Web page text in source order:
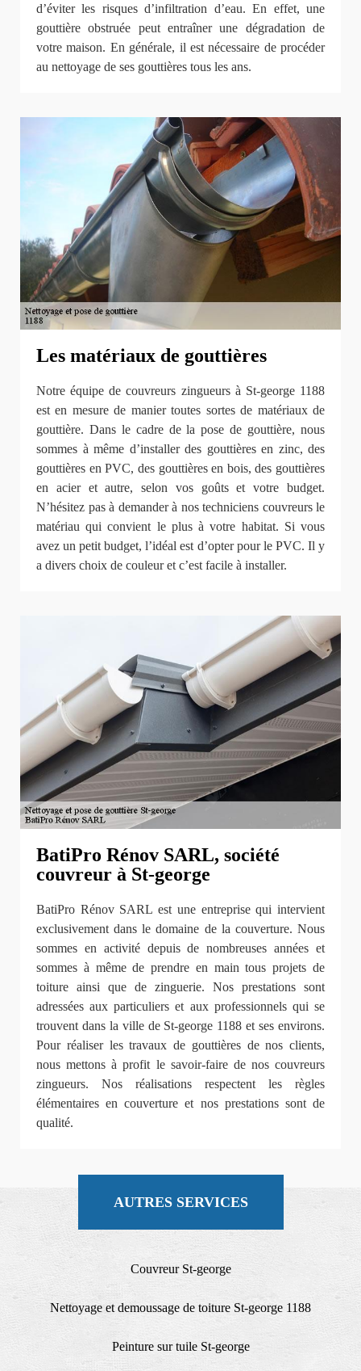
d’éviter les risques d’infiltration d’eau. En effet, une
gouttière obstruée peut entraîner une dégradation de
votre maison. En générale, il est nécessaire de procéder
au nettoyage de ses gouttières tous les ans.
Les matériaux de gouttières
Notre équipe de couvreurs zingueurs à St-george 1188
est en mesure de manier toutes sortes de matériaux de
gouttière. Dans le cadre de la pose de gouttière, nous
sommes à même d’installer des gouttières en zinc, des
gouttières en PVC, des gouttières en bois, des gouttières
en acier et autre, selon vos goûts et votre budget.
N’hésitez pas à demander à nos techniciens couvreurs le
matériau qui convient le plus à votre habitat. Si vous
avez un petit budget, l’idéal est d’opter pour le PVC. Il y
a divers choix de couleur et c’est facile à installer.
BatiPro Rénov SARL, société
couvreur à St-george
BatiPro Rénov SARL est une entreprise qui intervient
exclusivement dans le domaine de la couverture. Nous
sommes en activité depuis de nombreuses années et
sommes à même de prendre en main tous projets de
toiture ainsi que de zinguerie. Nos prestations sont
adressées aux particuliers et aux professionnels qui se
trouvent dans la ville de St-george 1188 et ses environs.
Pour réaliser les travaux de gouttières de nos clients,
nous mettons à profit le savoir-faire de nos couvreurs
zingueurs. Nos réalisations respectent les règles
élémentaires en couverture et nos prestations sont de
qualité.
AUTRES SERVICES
Couvreur St-george
Nettoyage et demoussage de toiture St-george 1188
Peinture sur tuile St-george